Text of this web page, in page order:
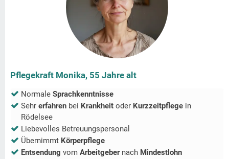
Pflegekraft Monika, 55 Jahre alt
Normale Sprachkenntnisse
Sehr erfahren bei Krankheit oder Kurzzeitpflege in
Rödelsee
Liebevolles Betreuungspersonal
Übernimmt Körperpflege
Entsendung vom Arbeitgeber nach Mindestlohn